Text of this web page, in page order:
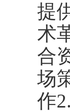
提
术
合
场
作